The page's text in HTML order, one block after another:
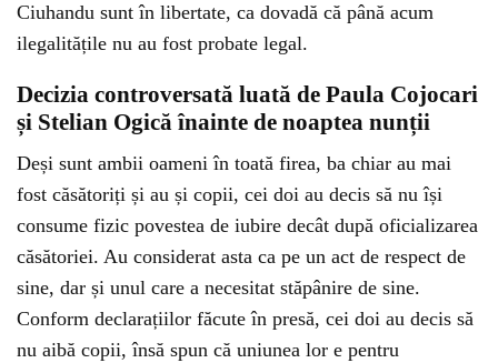
Ciuhandu sunt în libertate, ca dovadă că până acum
ilegalitățile nu au fost probate legal.
Decizia controversată luată de Paula Cojocari
și Stelian Ogică înainte de noaptea nunții
Deși sunt ambii oameni în toată firea, ba chiar au mai
fost căsătoriți și au și copii, cei doi au decis să nu își
consume fizic povestea de iubire decât după oficializarea
căsătoriei. Au considerat asta ca pe un act de respect de
sine, dar și unul care a necesitat stăpânire de sine.
Conform declarațiilor făcute în presă, cei doi au decis să
nu aibă copii, însă spun că uniunea lor e pentru